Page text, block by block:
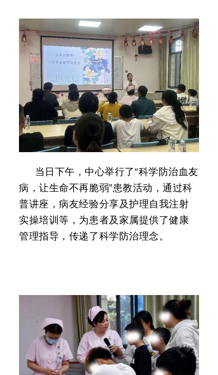
当日下午，中心举行了“科学防治血友
病，让生命不再脆弱”患教活动，通过科
普讲座，病友经验分享及护理自我注射
实操培训等，为患者及家属提供了健康
管理指导，传递了科学防治理念。